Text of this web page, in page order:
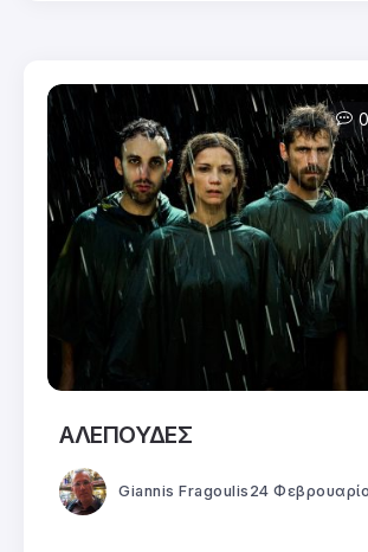
0
ΑΛΕΠΟΥΔΕΣ
Giannis Fragoulis 24